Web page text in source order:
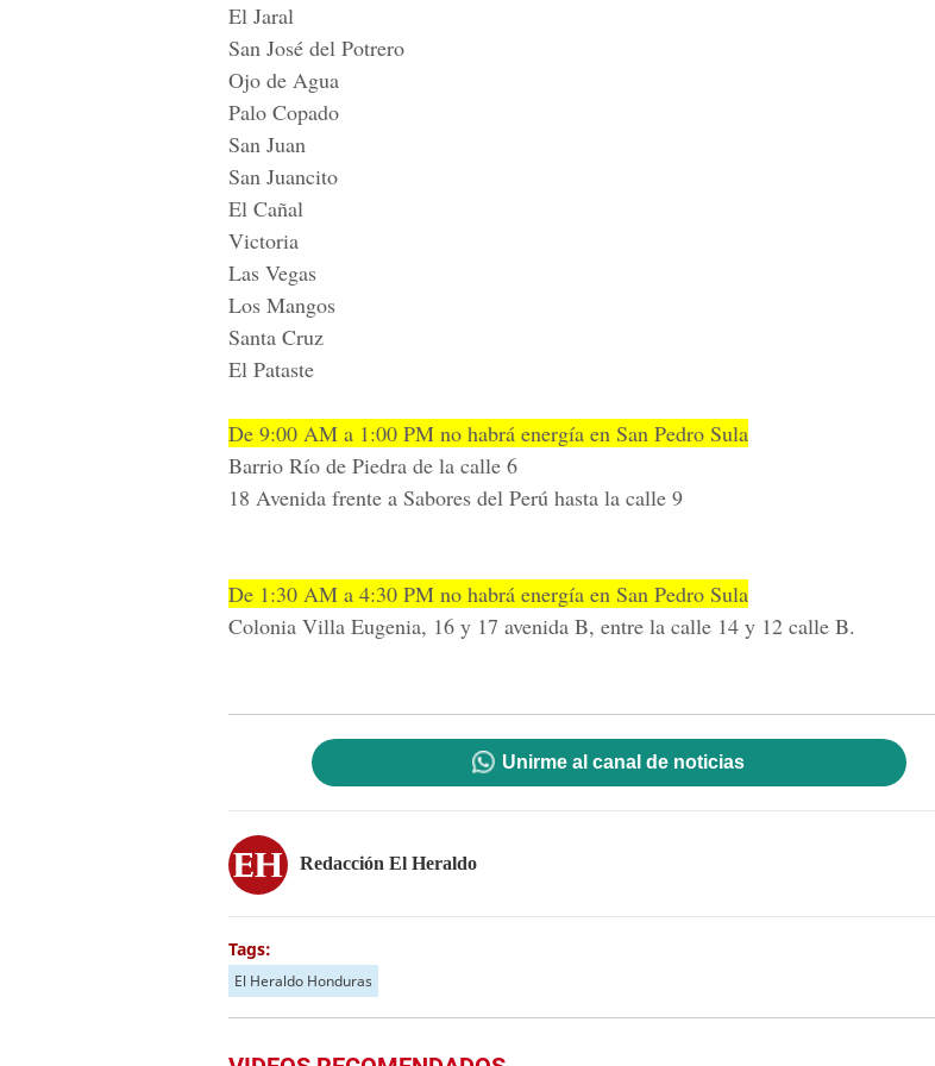
El Jaral
San José del Potrero
Ojo de Agua
Palo Copado
San Juan
San Juancito
El Cañal
Victoria
Las Vegas
Los Mangos
Santa Cruz
El Pataste
De 9:00 AM a 1:00 PM no habrá energía en San Pedro Sula
Barrio Río de Piedra de la calle 6
18 Avenida frente a Sabores del Perú hasta la calle 9
De 1:30 AM a 4:30 PM no habrá energía en San Pedro Sula
Colonia Villa Eugenia, 16 y 17 avenida B, entre la calle 14 y 12 calle B.
Unirme al canal de noticias
Redacción El Heraldo
Tags:
El Heraldo Honduras